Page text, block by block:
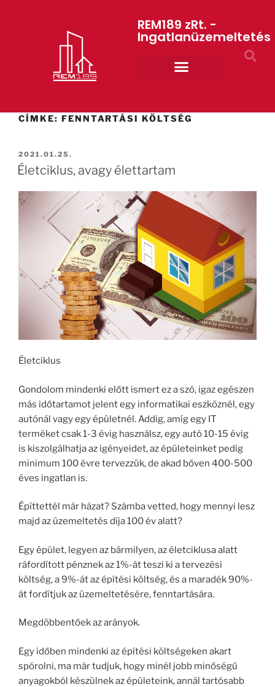
REM189 zRt. -
Ingatlanüzemeltetés
CÍMKE: FENNTARTÁSI KÖLTSÉG
2021.01.25.
Életciklus, avagy élettartam
Életciklus
Gondolom mindenki előtt ismert ez a szó, igaz egészen
más időtartamot jelent egy informatikai eszköznél, egy
autónál vagy egy épületnél. Addig, amíg egy IT
terméket csak 1-3 évig használsz, egy autó 10-15 évig
is kiszolgálhatja az igényeidet, az épületeinket pedig
minimum 100 évre tervezzük, de akad bőven 400-500
éves ingatlan is.
Építtettél már házat? Számba vetted, hogy mennyi lesz
majd az üzemeltetés díja 100 év alatt?
Egy épület, legyen az bármilyen, az életciklusa alatt
ráfordított pénznek az 1%-át teszi ki a tervezési
költség, a 9%-át az építési költség, és a maradék 90%-
át fordítjuk az üzemeltetésére, fenntartására.
Megdöbbentőek az arányok.
Egy időben mindenki az építési költségeken akart
spórolni, ma már tudjuk, hogy minél jobb minőségű
anyagokból készülnek az épületeink, annál tartósabb